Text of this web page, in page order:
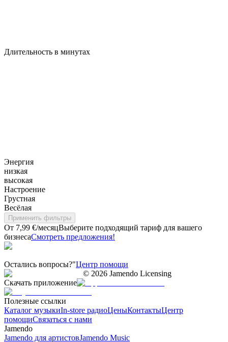
Длительность в минутах
Энергия
низкая
высокая
Настроение
Грустная
Весёлая
Применить фильтры
От 7,99 €/месяцВыберите подходящий тариф для вашего
бизнесаСмотреть предложения!
Остались вопросы?"Центр помощи
© 2026 Jamendo Licensing
Скачать приложение
Полезные ссылки
Каталог музыкиIn-store радиоЦеныКонтактыЦентр
помощиСвязаться с нами
Jamendo
Jamendo для артистовJamendo Music